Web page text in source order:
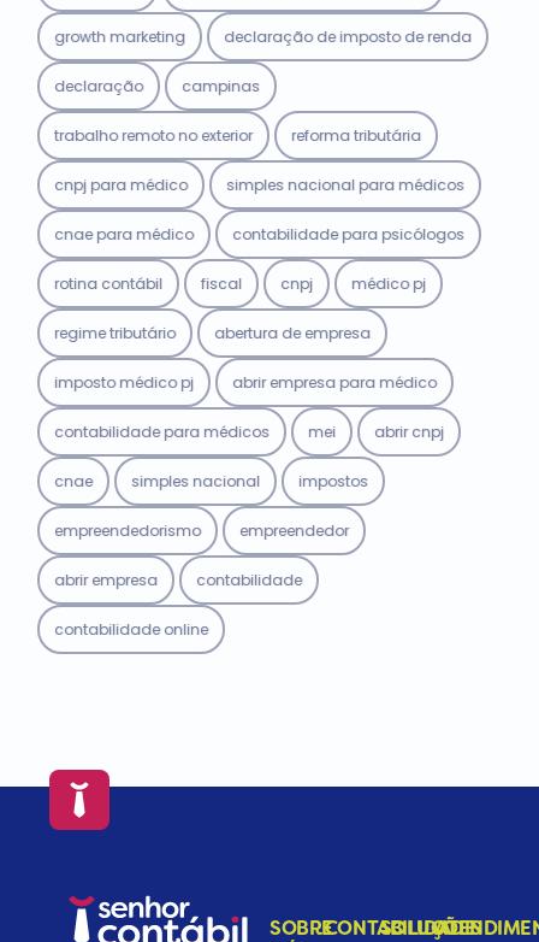
growth marketing declaração de imposto de renda
declaração campinas
trabalho remoto no exterior reforma tributária
cnpj para médico simples nacional para médicos
cnae para médico contabilidade para psicólogos
rotina contábil fiscal cnpj médico pj
regime tributário abertura de empresa
imposto médico pj abrir empresa para médico
contabilidade para médicos mei abrir cnpj
cnae simples nacional impostos
empreendedorismo empreendedor
abrir empresa contabilidade
contabilidade online
SOBRECONTABILIDADE
SOLUÇÕES